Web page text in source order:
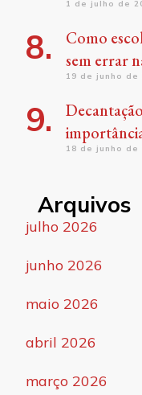
1 de julho de
Como
sem errar
19 de junho de
18 de junho de
Arquivos
julho 2026
junho 2026
maio 2026
abril 2026
março 2026